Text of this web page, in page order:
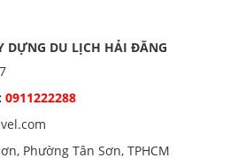
DỰNG DU LỊCH HẢI ĐĂNG
0911222288
Phường Tân Sơn, TPHCM